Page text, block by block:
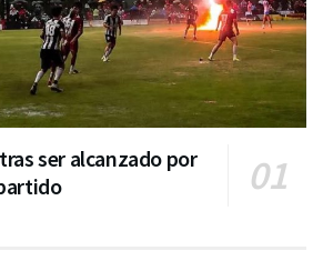
ser alcanzado por